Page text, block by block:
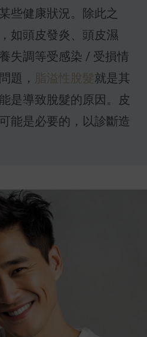
些健康狀況。除此之
如頭皮發炎、頭皮濕
失調等受感染 / 受損情
題，
脂溢性脫髮就是其
是導致脫髮的原因。皮
能是必要的，以診斷造